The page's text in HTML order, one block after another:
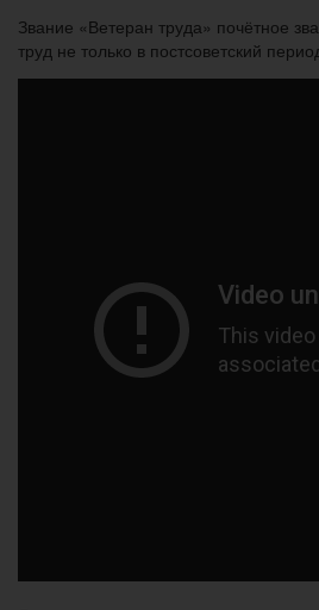
Звание «Ветеран труда» почётное
труд не только в постсоветский